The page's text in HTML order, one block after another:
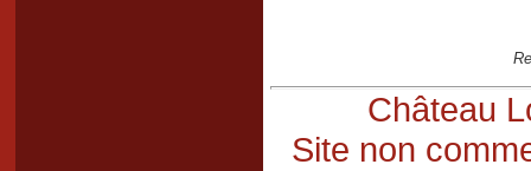
Château
Site non